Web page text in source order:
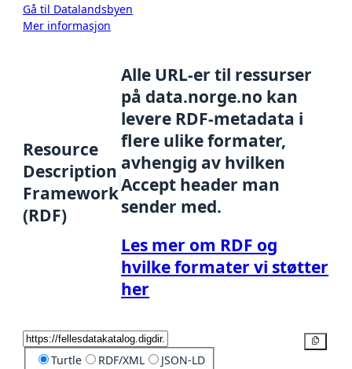
Gå til Datalandsbyen
Mer informasjon
Resource
Description
Framework
(RDF)
Alle URL-er til ressurser
på data.norge.no kan
levere RDF-metadata i
flere ulike formater,
avhengig av hvilken
Accept header man
sender med.
Les mer om RDF og
hvilke formater vi støtter
her
Turtle RDF/XML JSON-LD